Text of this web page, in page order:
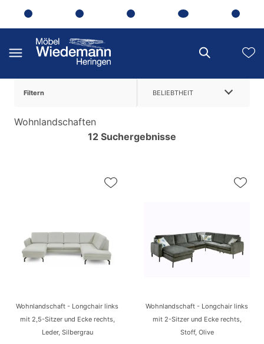
Filtern BELIEBTHEIT
Wohnlandschaften
12 Suchergebnisse
Wohnlandschaft - Longchair links
mit 2,5-Sitzer und Ecke rechts,
Leder, Silbergrau
Wohnlandschaft - Longchair links
mit 2-Sitzer und Ecke rechts,
Stoff, Olive